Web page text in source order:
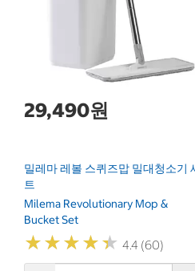
29,490원
밀레마 레볼 스퀴즈맙 밀대청소기
트
Milema Revolutionary Mop &
Bucket Set
★★★★★
★★★★★ 4.4 (60)